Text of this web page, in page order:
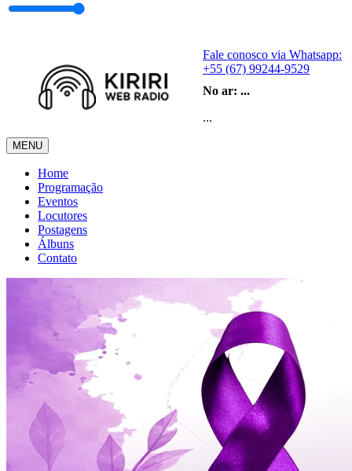
Fale conosco via Whatsapp:
+55 (67) 99244-9529
No ar: ...
...
MENU
Home
Programação
Eventos
Locutores
Postagens
Álbuns
Contato